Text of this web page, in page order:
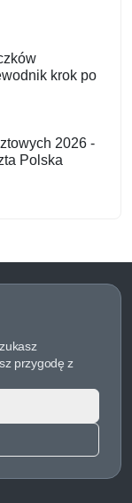
krok po
2026 -
Polska
przygodę z